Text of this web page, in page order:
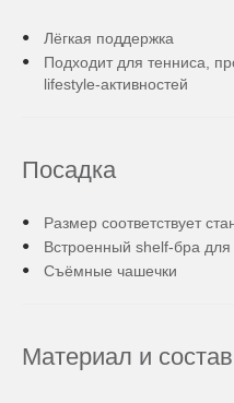
Лёгкая поддержка
Подходит для тенниса,
lifestyle-активностей
Посадка
Размер соответствует
Встроенный shelf-бра
Съёмные чашечки
Материал и состав